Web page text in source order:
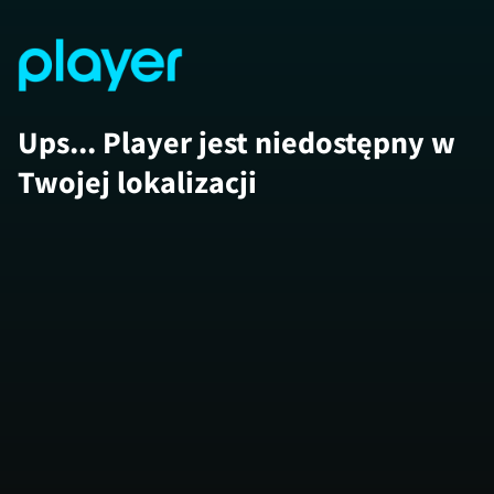
Ups... Player jest niedostępny w
Twojej lokalizacji